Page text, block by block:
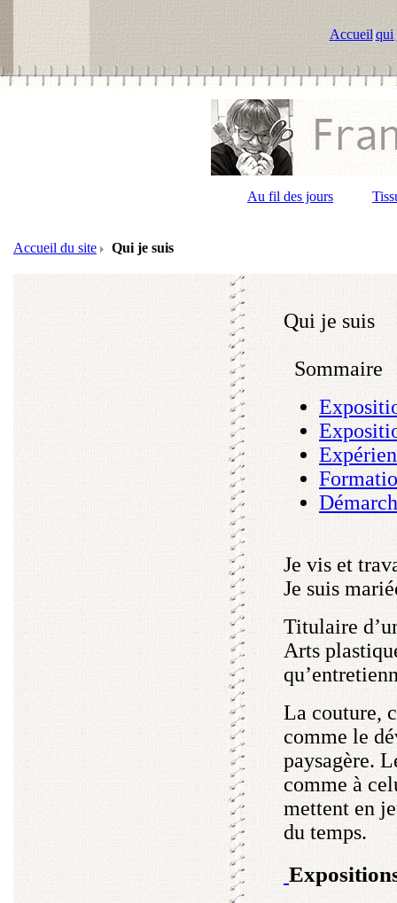
Accueil|qui
Au fil des jours
Accueil du site Qui je suis
Qui je suis
Sommaire
Je vis et
Je suis
Titulaire
Arts
La couture,
comme le
paysagère.
comme à
mettent en
du temps.